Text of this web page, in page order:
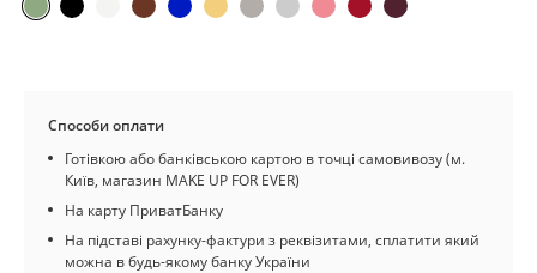
Способи оплати
Готівкою або банківською картою в точці самовивозу (м.
Київ, магазин MAKE UP FOR EVER)
На карту ПриватБанку
На підставі рахунку-фактури з реквізитами, сплатити який
можна в будь-якому банку України